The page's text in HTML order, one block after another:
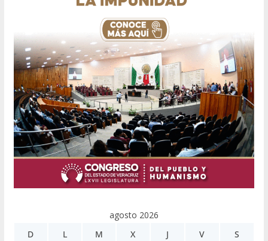
agosto 2026
D
L M X J V S